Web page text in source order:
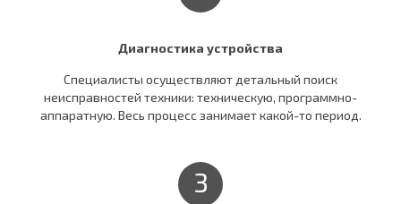
Диагностика устройства
Специалисты осуществляют детальный поиск
неисправностей техники: техническую, программно-
аппаратную. Весь процесс занимает какой-то период.
3